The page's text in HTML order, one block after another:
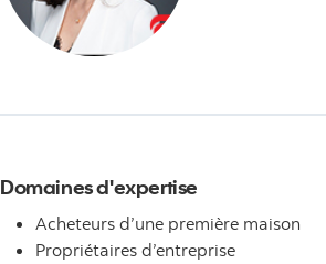
Domaines d'expertise
Acheteurs d’une première maison
Propriétaires d’entreprise